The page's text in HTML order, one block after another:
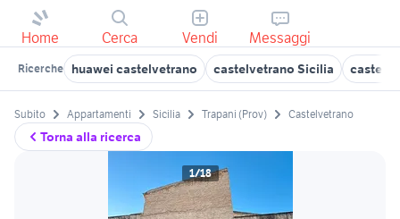
Home Cerca Vendi Messaggi
Ricerche huawei castelvetrano castelvetrano Sicilia
Torna alla ricerca
Subito Appartamenti Sicilia Trapani (Prov) Castelvetrano
1/18